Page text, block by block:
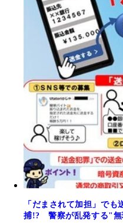
「だまされて加担」で
捕!? 警察が乱発する"無